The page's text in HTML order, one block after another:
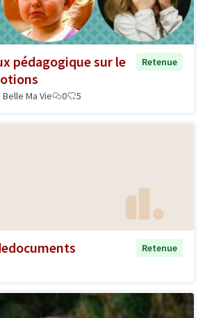
pédagogique sur le
Retenue
Ma Vie 0 5
Retenue